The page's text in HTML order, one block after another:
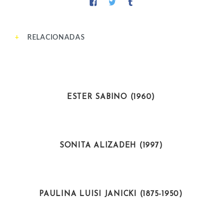
RELACIONADAS
ESTER SABINO (1960)
SONITA ALIZADEH (1997)
PAULINA LUISI JANICKI (1875-1950)